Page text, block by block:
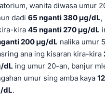
wanita diwasa umur
dadi 65 nganti 380 µg/dL,
kira 45 nganti 270 µg/dL
200 µg/dL nalika umur
ana ing kisaran kira-kira
dL ing umur 20-an, banjur
umur sing amba kaya
dL.